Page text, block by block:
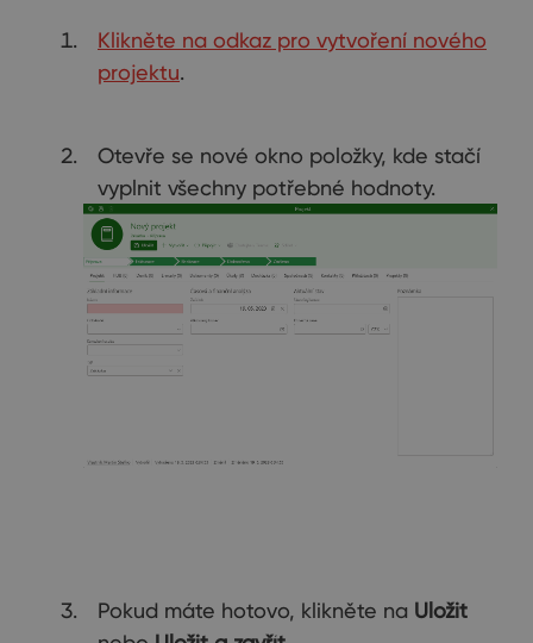
Klikněte na odkaz pro vytvoření nového
projektu.
Otevře se nové okno položky, kde stačí
vyplnit všechny potřebné hodnoty.
Pokud máte hotovo, klikněte na Uložit